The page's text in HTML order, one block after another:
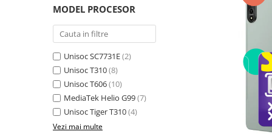
MODEL PROCESOR
Unisoc SC7731E(2)
Unisoc T310(8)
Unisoc T606(10)
MediaTek Helio G99(7)
Unisoc Tiger T310(4)
Vezi mai multe